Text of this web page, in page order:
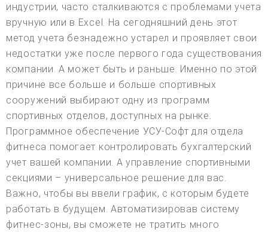
индустрии, часто сталкиваются с проблемами учета
вручную или в Excel. На сегодняшний день этот
метод учета безнадежно устарел и проявляет свои
недостатки уже после первого года существования
компании. А может быть и раньше. Именно по этой
причине все больше и больше спортивных
сооружений выбирают одну из программ
спортивных отделов, доступных на рынке.
Программное обеспечение УСУ-Софт для отдела
фитнеса помогает контролировать бухгалтерский
учет вашей компании. А управление спортивными
секциями – универсальное решение для вас.
Важно, чтобы вы ввели график, с которым будете
работать в будущем. Автоматизировав систему
фитнес-зоны, вы сможете не тратить много